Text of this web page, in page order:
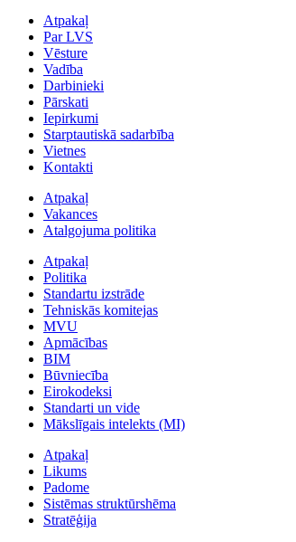
Atpakaļ
Par LVS
Vēsture
Vadība
Darbinieki
Pārskati
Iepirkumi
Starptautiskā sadarbība
Vietnes
Kontakti
Atpakaļ
Vakances
Atalgojuma politika
Atpakaļ
Politika
Standartu izstrāde
Tehniskās komitejas
MVU
Apmācības
BIM
Būvniecība
Eirokodeksi
Standarti un vide
Mākslīgais intelekts (MI)
Atpakaļ
Likums
Padome
Sistēmas struktūrshēma
Stratēģija